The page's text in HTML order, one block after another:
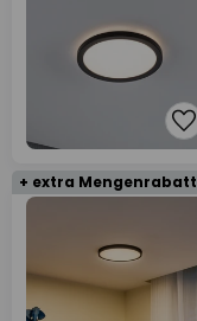
+ extra Mengenrabatt